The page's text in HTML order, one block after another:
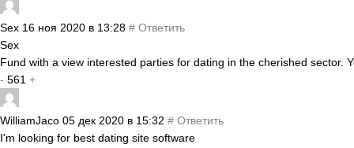
Sex 16 ноя 2020 в 13:28 # Ответить
Sex
Fund with a view interested parties for dating in the cherished sector.
- 561 +
WilliamJaco 05 дек 2020 в 15:32 # Ответить
I'm looking for best dating site software